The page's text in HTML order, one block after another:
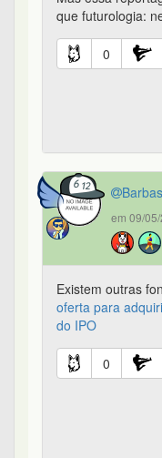
que futurologia:
0
Barbas
em 09/
Existem outras
oferta para
do IPO
0